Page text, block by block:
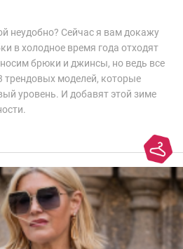
неудобно? Сейчас я вам докажу
в холодное время года отходят
брюки и джинсы, но ведь все
трендовых моделей, которые
уровень. И добавят этой зиме